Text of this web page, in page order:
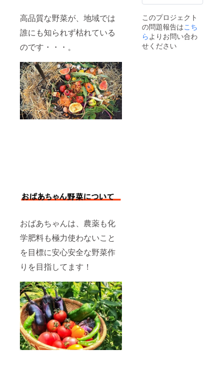
高品質な野菜が、地域では
誰にも知られず枯れている
のです・・・。
おばあちゃんは、農薬も化
学肥料も極力使わないこと
を目標に安心安全な野菜作
りを目指してます！
ヒカリ
高が全
国２
位！桜
川市は
筑波山
ぐれ発
ります
ので、
ご了承
くださ
いま
このプロジェクト
の問題報告はこち
らよりお問い合わ
せください